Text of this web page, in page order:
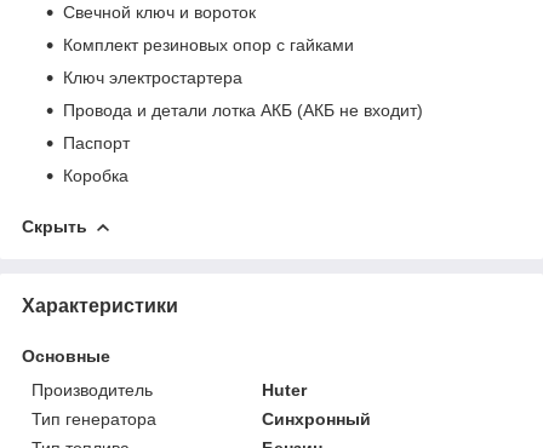
Свечной ключ и вороток
Комплект резиновых опор с гайками
Ключ электростартера
Провода и детали лотка АКБ (АКБ не входит)
Паспорт
Коробка
Скрыть
Характеристики
Основные
Производитель
Huter
Тип генератора
Синхронный